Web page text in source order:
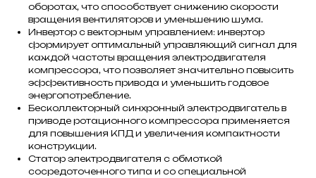
оборотах, что способствует снижению скорости
вращения вентиляторов и уменьшению шума.
Инвертор с векторным управлением: инвертор
формирует оптимальный управляющий сигнал для
каждой частоты вращения электродвигателя
компрессора, что позволяет значительно повысить
эффективность привода и уменьшить годовое
энергопотребление.
Бесколлекторный синхронный электродвигатель в
приводе ротационного компрессора применяется
для повышения КПД и увеличения компактности
конструкции.
Статор электродвигателя с обмоткой
сосредоточенного типа и со специальной